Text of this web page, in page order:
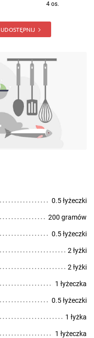
4 os.
UDOSTĘPNIJ
0.5 łyżeczki
200 gramów
0.5 łyżeczki
2 łyżki
2 łyżki
1 łyżeczka
0.5 łyżeczki
1 łyżka
1 łyżeczka